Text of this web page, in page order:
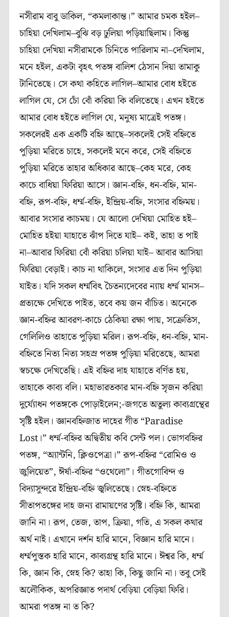
নসীরাম বাবু ডাকিল, “কমলাকান্ত।” আমার চমক হইল–
চাহিয়া দেখিলাম–বুঝি বড় ঢুলিয়া পড়িয়াছিলাম। কিন্তু
চাহিয়া দেখিয়া নসীরামকে চিনিতে পারিলাম না–দেখিলাম,
মনে হইল, একটা বৃহৎ পতঙ্গ বালিশ ঠেসান দিয়া তামাকু
টানিতেছে। সে কথা কহিতে লাগিল–আমার বোধ হইতে
লাগিল যে, সে চোঁ বোঁ করিয়া কি বলিতেছে। এখন হইতে
আমার বোধ হইতে লাগিল যে, মনুষ্য মাত্রেই পতঙ্গ।
সকলেরই এক একটি বহ্নি আছে–সকলেই সেই বহ্নিতে
পুড়িয়া মরিতে চাহে, সকলেই মনে করে, সেই বহ্নিতে
পুড়িয়া মরিতে তাহার অধিকার আছে–কেহ মরে, কেহ
কাচে বাধিয়া ফিরিয়া আসে। জ্ঞান-বহ্নি, ধন-বহ্নি, মান-
বহ্নি, রূপ-বহ্নি, ধৰ্ম্ম-বহ্নি, ইন্দ্রিয়-বহ্নি, সংসার বহ্নিময়।
আবার সংসার কাচময়। যে আলো দেখিয়া মোহিত হই–
মোহিত হইয়া যাহাতে ঝাঁপ দিতে যাই– কই, তাহা ত পাই
না–আবার ফিরিয়া বোঁ করিয়া চলিয়া যাই– আবার আসিয়া
ফিরিয়া বেড়াই। কাচ না থাকিলে, সংসার এত দিন পুড়িয়া
যাইত। যদি সকল ধর্ম্মবিৎ চৈতন্যদেবের ন্যায় ধর্ম্ম মানস–
প্রত্যক্ষে দেখিতে পাইত, তবে কয় জন বাঁচিত। অনেকে
জ্ঞান-বহ্নির আবরণ-কাচে ঠেকিয়া রক্ষা পায়, সক্রেতিস,
গেলিলিও তাহাতে পুড়িয়া মরিল। রূপ-বহ্নি, ধন-বহ্নি, মান-
বহ্নিতে নিত্য নিত্য সহস্র পতঙ্গ পুড়িয়া মরিতেছে, আমরা
স্বচক্ষে দেখিতেছি। এই বহ্নির দাহ যাহাতে বর্ণিত হয়,
তাহাকে কাব্য বলি। মহাভারতকার মান-বহ্নি সৃজন করিয়া
দুর্য্যোধন পতঙ্গকে পোড়াইলেন;-জগতে অতুল্য কাব্যগ্রন্থের
সৃষ্টি হইল। জ্ঞানবহ্নিজাত দাহের গীত “Paradise
Lost।” ধর্ম্ম-বহ্নির অদ্বিতীয় কবি সেন্ট পল। ভোগবহ্নির
পতঙ্গ, “অ্যান্টনি, ক্লিওপেত্রা।” রূপ-বহ্নির “রোমিও ও
জুলিয়েত”, ঈর্ষা-বহ্নির “ওথেলো”। গীতগোবিন্দ ও
বিদ্যাসুন্দরে ইন্দ্রিয়-বহ্নি জ্বলিতেছে। স্নেহ-বহ্নিতে
সীতাপতঙ্গের দাহ জন্য রামায়ণের সৃষ্টি। বহ্নি কি, আমরা
জানি না। রূপ, তেজ, তাপ, ক্রিয়া, গতি, এ সকল কথার
অর্থ নাই। এখানে দর্শন হারি মানে, বিজ্ঞান হারি মানে।
ধর্ম্মপুস্তক হারি মানে, কাব্যগ্রন্থ হারি মানে। ঈশ্বর কি, ধর্ম্ম
কি, জ্ঞান কি, স্নেহ কি? তাহা কি, কিছু জানি না। তবু সেই
অলৌকিক, অপরিজ্ঞাত পদার্থ বেড়িয়া বেড়িয়াফিরি।
আমরা পতঙ্গ না ত কি?